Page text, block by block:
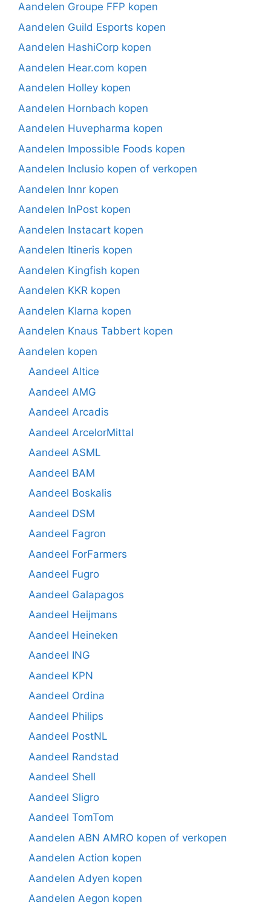
Aandelen Groupe FFP kopen
Aandelen Guild Esports kopen
Aandelen HashiCorp kopen
Aandelen Hear.com kopen
Aandelen Holley kopen
Aandelen Hornbach kopen
Aandelen Huvepharma kopen
Aandelen Impossible Foods kopen
Aandelen Inclusio kopen of verkopen
Aandelen Innr kopen
Aandelen InPost kopen
Aandelen Instacart kopen
Aandelen Itineris kopen
Aandelen Kingfish kopen
Aandelen KKR kopen
Aandelen Klarna kopen
Aandelen Knaus Tabbert kopen
Aandelen kopen
Aandeel Altice
Aandeel AMG
Aandeel Arcadis
Aandeel ArcelorMittal
Aandeel ASML
Aandeel BAM
Aandeel Boskalis
Aandeel DSM
Aandeel Fagron
Aandeel ForFarmers
Aandeel Fugro
Aandeel Galapagos
Aandeel Heijmans
Aandeel Heineken
Aandeel ING
Aandeel KPN
Aandeel Ordina
Aandeel Philips
Aandeel PostNL
Aandeel Randstad
Aandeel Shell
Aandeel Sligro
Aandeel TomTom
Aandelen ABN AMRO kopen of verkopen
Aandelen Action kopen
Aandelen Adyen kopen
Aandelen Aegon kopen